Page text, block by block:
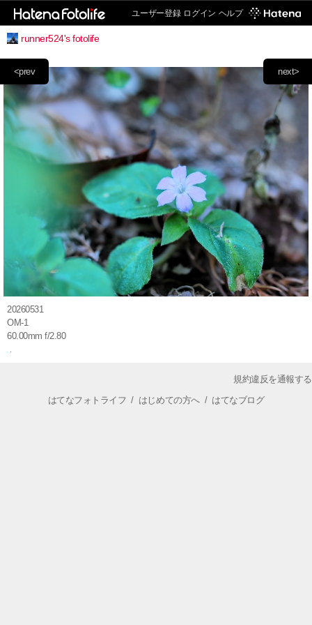
ユーザー登録 ログイン ヘルプ
runner524's fotolife
next>
<prev
20260531
OM-1
60.00mm f/2.80
規約違反を通報する
はてなフォトライフ / はじめての方へ/ はてなブログ